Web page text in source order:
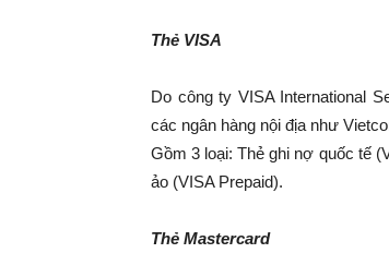
Thẻ VISA
Do công ty VISA International
các ngân hàng nội địa như
Gồm 3 loại: Thẻ ghi nợ quốc tế
ảo (VISA Prepaid).
Thẻ Mastercard